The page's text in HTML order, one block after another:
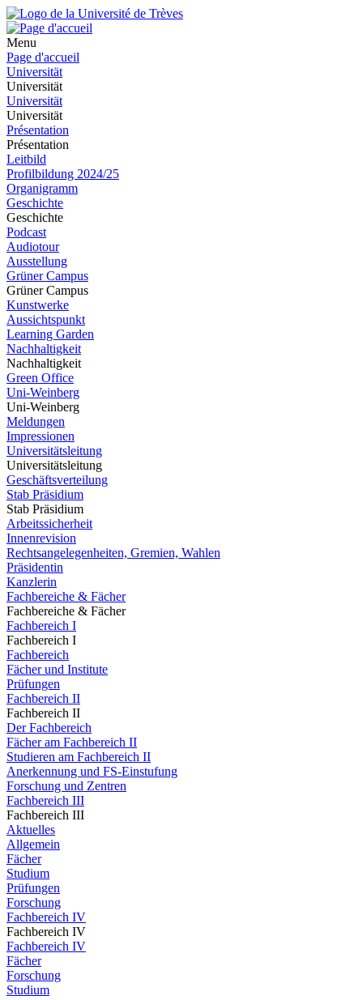
Menu
Page d'accueil
Universität
Universität
Universität
Universität
Présentation
Présentation
Leitbild
Profilbildung 2024/25
Organigramm
Geschichte
Geschichte
Podcast
Audiotour
Ausstellung
Grüner Campus
Grüner Campus
Kunstwerke
Aussichtspunkt
Learning Garden
Nachhaltigkeit
Nachhaltigkeit
Green Office
Uni-Weinberg
Uni-Weinberg
Meldungen
Impressionen
Universitätsleitung
Universitätsleitung
Geschäftsverteilung
Stab Präsidium
Stab Präsidium
Arbeitssicherheit
Innenrevision
Rechtsangelegenheiten, Gremien, Wahlen
Präsidentin
Kanzlerin
Fachbereiche & Fächer
Fachbereiche & Fächer
Fachbereich I
Fachbereich I
Fachbereich
Fächer und Institute
Prüfungen
Fachbereich II
Fachbereich II
Der Fachbereich
Fächer am Fachbereich II
Studieren am Fachbereich II
Anerkennung und FS-Einstufung
Forschung und Zentren
Fachbereich III
Fachbereich III
Aktuelles
Allgemein
Fächer
Studium
Prüfungen
Forschung
Fachbereich IV
Fachbereich IV
Fachbereich IV
Fächer
Forschung
Studium